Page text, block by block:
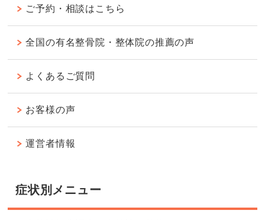
ご予約・相談はこちら
全国の有名整骨院・整体院の推薦の声
よくあるご質問
お客様の声
運営者情報
症状別メニュー